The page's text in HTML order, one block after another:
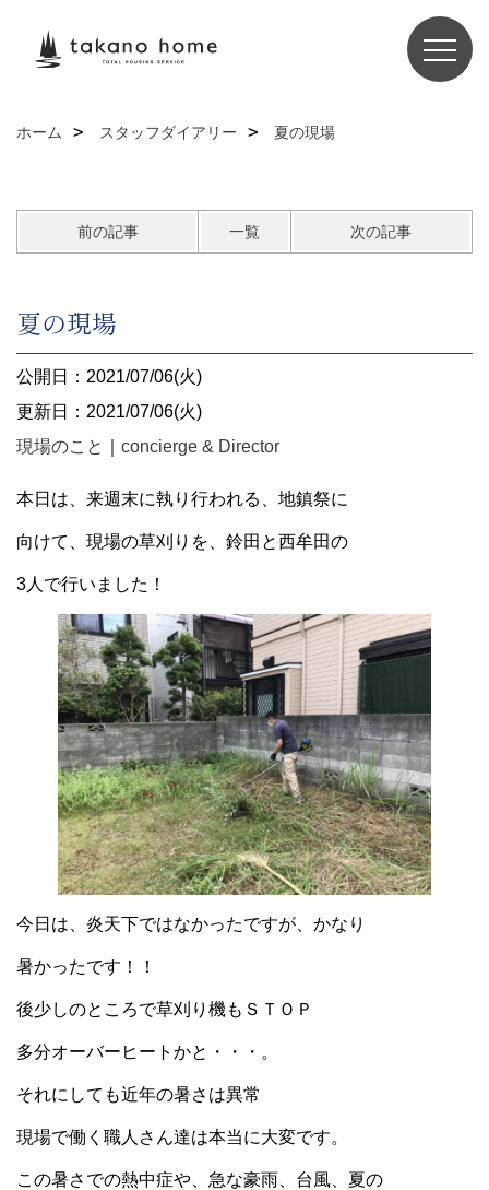
ホーム スタッフダイアリー 夏の現場
前の記事 一覧 次の記事
夏の現場
公開日：2021/07/06(火)
更新日：2021/07/06(火)
現場のこと
concierge & Director
本日は、来週末に執り行われる、地鎮祭に
向けて、現場の草刈りを、鈴田と西牟田の
3人で行いました！
今日は、炎天下ではなかったですが、かなり
暑かったです！！
後少しのところで草刈り機もＳＴＯＰ
多分オーバーヒートかと・・・。
それにしても近年の暑さは異常
現場で働く職人さん達は本当に大変です。
この暑さでの熱中症や、急な豪雨、台風、夏の